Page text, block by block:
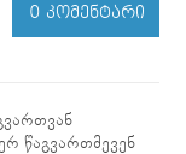
0 ᲙᲝᲛᲔᲜᲢᲐᲠᲘ
წაგვართმევენ